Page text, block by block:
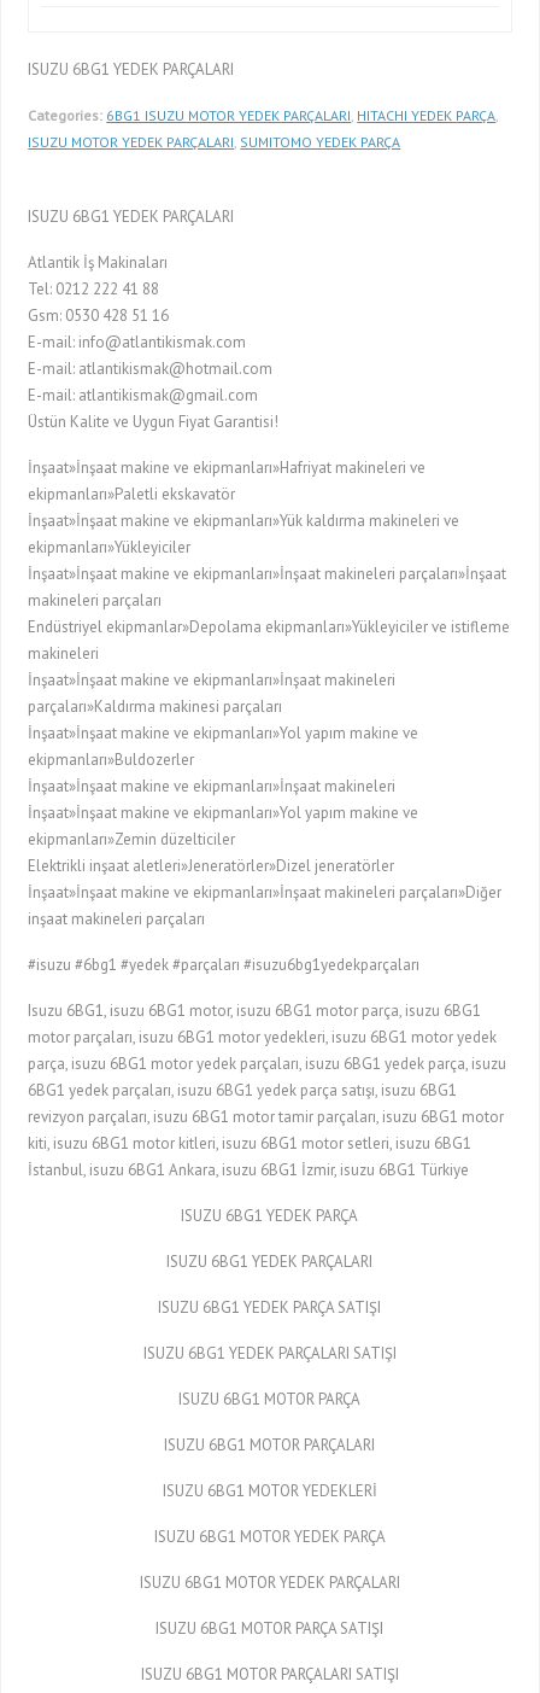
ISUZU 6BG1 YEDEK PARÇALARI
Categories: 6BG1 ISUZU MOTOR YEDEK PARÇALARI HITACHI YEDEK PARÇA
ISUZU MOTOR YEDEK PARÇALARI SUMITOMO YEDEK PARÇA
ISUZU 6BG1 YEDEK PARÇALARI
Atlantik İş Makinaları
Tel: 0212 222 41 88
Gsm: 0530 428 51 16
E-mail: info@atlantikismak.com
E-mail: atlantikismak@hotmail.com
E-mail: atlantikismak@gmail.com
Üstün Kalite ve Uygun Fiyat Garantisi!
İnşaat»İnşaat makine ve ekipmanları»Hafriyat makineleri ve
ekipmanları»Paletli ekskavatör
İnşaat»İnşaat makine ve ekipmanları»Yük kaldırma makineleri ve
ekipmanları»Yükleyiciler
İnşaat»İnşaat makine ve ekipmanları»İnşaat makineleri parçaları»İnşaat
makineleri parçaları
Endüstriyel ekipmanlar»Depolama ekipmanları»Yükleyiciler ve istifleme
makineleri
İnşaat»İnşaat makine ve ekipmanları»İnşaat makineleri
parçaları»Kaldırma makinesi parçaları
İnşaat»İnşaat makine ve ekipmanları»Yol yapım makine ve
ekipmanları»Buldozerler
İnşaat»İnşaat makine ve ekipmanları»İnşaat makineleri
İnşaat»İnşaat makine ve ekipmanları»Yol yapım makine ve
ekipmanları»Zemin düzelticiler
Elektrikli inşaat aletleri»Jeneratörler»Dizel jeneratörler
İnşaat»İnşaat makine ve ekipmanları»İnşaat makineleri parçaları»Diğer
inşaat makineleri parçaları
#isuzu #6bg1 #yedek #parçaları #isuzu6bg1yedekparçaları
Isuzu 6BG1, isuzu 6BG1 motor, isuzu 6BG1 motor parça, isuzu 6BG1
motor parçaları, isuzu 6BG1 motor yedekleri, isuzu 6BG1 motor yedek
parça, isuzu 6BG1 motor yedek parçaları, isuzu 6BG1 yedek parça, isuzu
6BG1 yedek parçaları, isuzu 6BG1 yedek parça satışı, isuzu 6BG1
revizyon parçaları, isuzu 6BG1 motor tamir parçaları, isuzu 6BG1 motor
kiti, isuzu 6BG1 motor kitleri, isuzu 6BG1 motor setleri, isuzu 6BG1
İstanbul, isuzu 6BG1 Ankara, isuzu 6BG1 İzmir, isuzu 6BG1 Türkiye
ISUZU 6BG1 YEDEK PARÇA
ISUZU 6BG1 YEDEK PARÇALARI
ISUZU 6BG1 YEDEK PARÇA SATIŞI
ISUZU 6BG1 YEDEK PARÇALARI SATIŞI
ISUZU 6BG1 MOTOR PARÇA
ISUZU 6BG1 MOTOR PARÇALARI
ISUZU 6BG1 MOTOR YEDEKLERİ
ISUZU 6BG1 MOTOR YEDEK PARÇA
ISUZU 6BG1 MOTOR YEDEK PARÇALARI
ISUZU 6BG1 MOTOR PARÇA SATIŞI
ISUZU 6BG1 MOTOR PARÇALARI SATIŞI